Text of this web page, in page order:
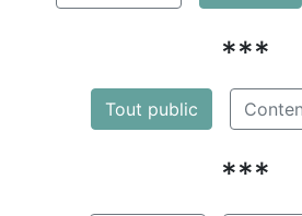
***
Tout public
***